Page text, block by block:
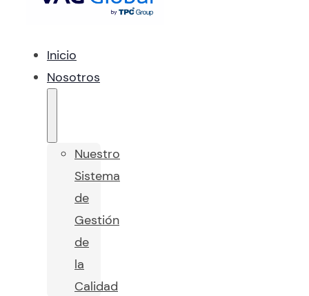
Inicio
Nosotros
Nuestro
Sistema
de
Gestión
de
la
Calidad